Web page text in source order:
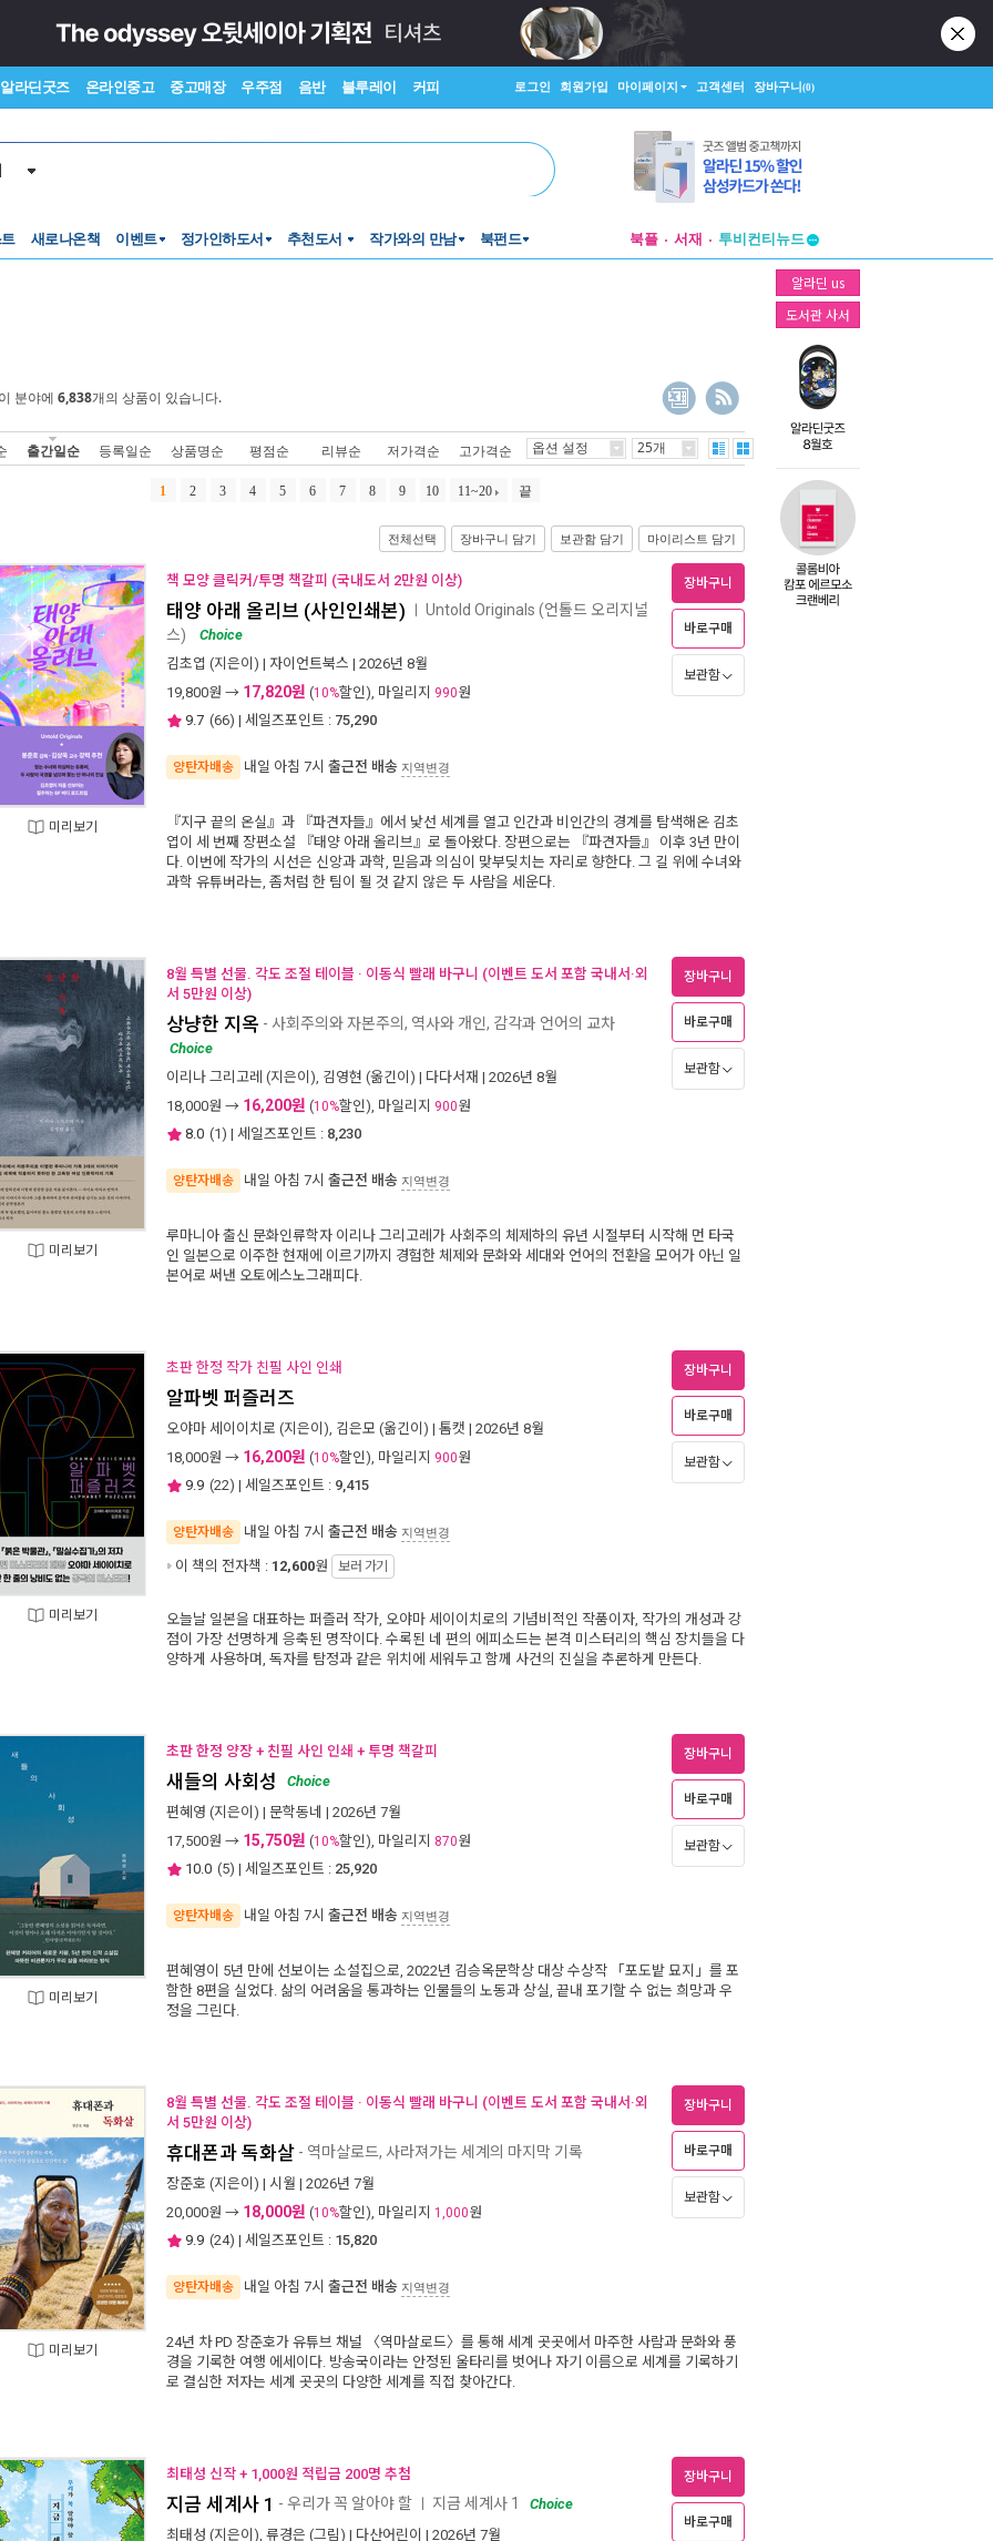
알라딘굿즈 온라인중고 중고매장 우주점 음반 블루레이 커피 로그인 회원가입 마이페이지 고객센터 장바구니(0)
새로나온책 이벤트 정가인하도서 추천도서 작가와의 만남 북펀드 북플 서재
투비컨티뉴드
창작플랫폼
투비컨티뉴드
알라딘 us
도서관 사서
분야에 6,838개의 상품이 있습니다.
출간일순 등록일순 상품명순 평점순 리뷰순 저가격순 고가격순 옵션 설정 25개
1 2 3 4 5 6 7 8 9 10 11~20 끝
전체선택 장바구니 담기 보관함 담기 마이리스트 담기
미리보기
책 모양 클릭커/투명 책갈피 (국내도서 2만원 이상)
태양 아래 올리브 (사인인쇄본) Untold Originals (언톨드 오리지널
스)
Choice
김초엽 (지은이) | 자이언트북스 | 2026년 8월
19,800원 → 17,820원 (10%할인), 마일리지 990원
9.7 (66) | 세일즈포인트 : 75,290
양탄자배송 내일 아침 7시 출근전 배송 지역변경
장바구니
바로구매
보관함
『지구 끝의 온실』과 『파견자들』에서 낯선 세계를 열고 인간과 비인간의 경계를 탐색해온 김초
엽이 세 번째 장편소설 『태양 아래 올리브』로 돌아왔다. 장편으로는 『파견자들』 이후 3년 만이
다. 이번에 작가의 시선은 신앙과 과학, 믿음과 의심이 맞부딪치는 자리로 향한다. 그 길 위에 수녀와
과학 유튜버라는, 좀처럼 한 팀이 될 것 같지 않은 두 사람을 세운다.
미리보기
8월 특별 선물. 각도 조절 테이블 · 이동식 빨래 바구니 (이벤트 도서 포함 국내서·외
서 5만원 이상)
상냥한 지옥 - 사회주의와 자본주의, 역사와 개인, 감각과 언어의 교차
Choice
이리나 그리고레 (지은이), 김영현 (옮긴이) | 다다서재 | 2026년 8월
18,000원 → 16,200원 (10%할인), 마일리지 900원
8.0 (1) | 세일즈포인트 : 8,230
양탄자배송 내일 아침 7시 출근전 배송 지역변경
장바구니
바로구매
보관함
루마니아 출신 문화인류학자 이리나 그리고레가 사회주의 체제하의 유년 시절부터 시작해 먼 타국
인 일본으로 이주한 현재에 이르기까지 경험한 체제와 문화와 세대와 언어의 전환을 모어가 아닌 일
본어로 써낸 오토에스노그래피다.
미리보기
초판 한정 작가 친필 사인 인쇄
알파벳 퍼즐러즈
오야마 세이이치로 (지은이), 김은모 (옮긴이) | 톰캣 | 2026년 8월
18,000원 → 16,200원 (10%할인), 마일리지 900원
9.9 (22) | 세일즈포인트 : 9,415
양탄자배송 내일 아침 7시 출근전 배송 지역변경
이 책의 전자책 : 12,600원 보러 가기
장바구니
바로구매
보관함
오늘날 일본을 대표하는 퍼즐러 작가, 오야마 세이이치로의 기념비적인 작품이자, 작가의 개성과 강
점이 가장 선명하게 응축된 명작이다. 수록된 네 편의 에피소드는 본격 미스터리의 핵심 장치들을 다
양하게 사용하며, 독자를 탐정과 같은 위치에 세워두고 함께 사건의 진실을 추론하게 만든다.
미리보기
초판 한정 양장 + 친필 사인 인쇄 + 투명 책갈피
새들의 사회성
Choice
편혜영 (지은이) | 문학동네 | 2026년 7월
17,500원 → 15,750원 (10%할인), 마일리지 870원
10.0 (5) | 세일즈포인트 : 25,920
양탄자배송 내일 아침 7시 출근전 배송 지역변경
장바구니
바로구매
보관함
편혜영이 5년 만에 선보이는 소설집으로, 2022년 김승옥문학상 대상 수상작 「포도밭 묘지」를 포
함한 8편을 실었다. 삶의 어려움을 통과하는 인물들의 노동과 상실, 끝내 포기할 수 없는 희망과 우
정을 그린다.
미리보기
8월 특별 선물. 각도 조절 테이블 · 이동식 빨래 바구니 (이벤트 도서 포함 국내서·외
서 5만원 이상)
휴대폰과 독화살 - 역마살로드, 사라져가는 세계의 마지막 기록
장준호 (지은이) | 시월 | 2026년 7월
20,000원 → 18,000원 (10%할인), 마일리지 1,000원
9.9 (24) | 세일즈포인트 : 15,820
양탄자배송 내일 아침 7시 출근전 배송 지역변경
장바구니
바로구매
보관함
24년 차 PD 장준호가 유튜브 채널 〈역마살로드〉를 통해 세계 곳곳에서 마주한 사람과 문화와 풍
경을 기록한 여행 에세이다. 방송국이라는 안정된 울타리를 벗어나 자기 이름으로 세계를 기록하기
로 결심한 저자는 세계 곳곳의 다양한 세계를 직접 찾아간다.
최태성 신작 + 1,000원 적립금 200명 추첨
지금 세계사 1 - 우리가 꼭 알아야 할 지금 세계사 1
Choice
최태성 (지은이), 류경은 (그림) | 다산어린이 | 2026년 7월
장바구니
바로구매